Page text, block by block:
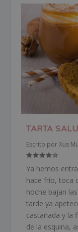
TARTA
Escrito porXus
Ya hemos
hace frío, toca
noche bajan
tarde ya
castañada y la
de la esquina,